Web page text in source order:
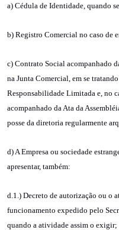
a) Cédula de Identidade, quando
b) Registro Comercial no caso de
c) Contrato Social acompanhado
na Junta Comercial, em se
Responsabilidade Limitada e, no
acompanhado da Ata da
posse da diretoria regularmente
d) A Empresa ou sociedade
apresentar, também:
d.1.) Decreto de autorização ou o
funcionamento expedido pelo
quando a atividade assim o exigir;